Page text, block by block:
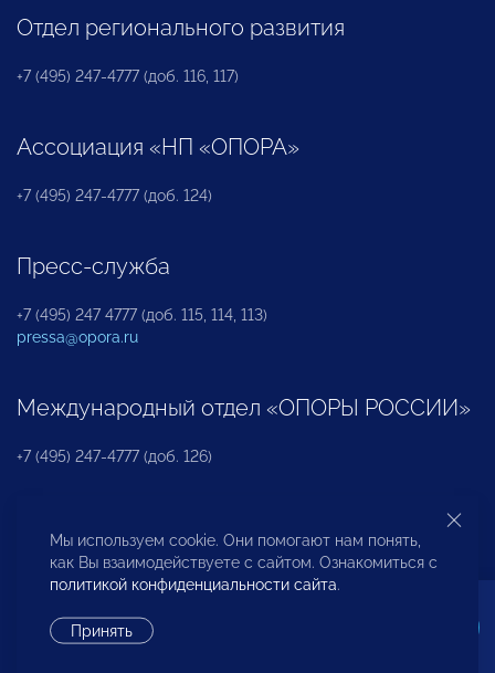
Отдел регионального развития
+7 (495) 247-4777 (доб. 116, 117)
Ассоциация «НП «ОПОРА»
+7 (495) 247-4777 (доб. 124)
Пресс-служба
+7 (495) 247 4777 (доб. 115, 114, 113)
pressa@opora.ru
Международный отдел «ОПОРЫ РОССИИ»
+7 (495) 247-4777 (доб. 126)
Бюро по защите прав предпринимателей и
инвесторов
Мы используем cookie. Они помогают нам понять,
как Вы взаимодействуете с сайтом. Ознакомиться с
политикой конфиденциальности сайта.
Принять